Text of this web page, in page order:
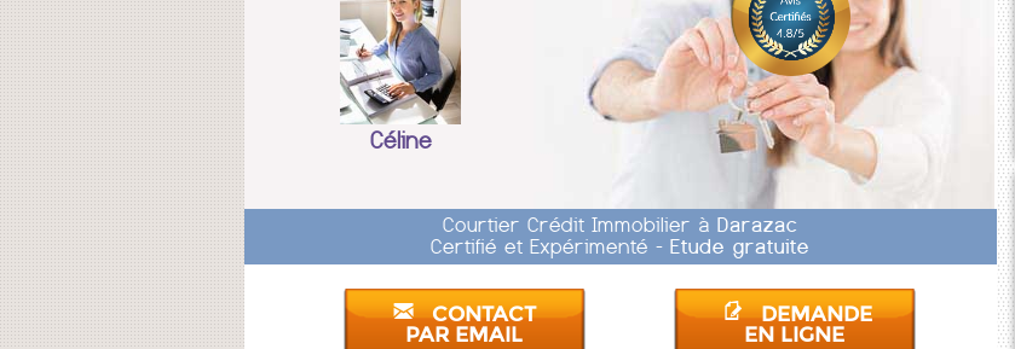
Céline
Courtier Crédit Immobilier àDarazac
Certifié et Expérimenté -Etude gratuite
CONTACT
PAR EMAIL
DEMANDE
EN LIGNE
150 000 euros